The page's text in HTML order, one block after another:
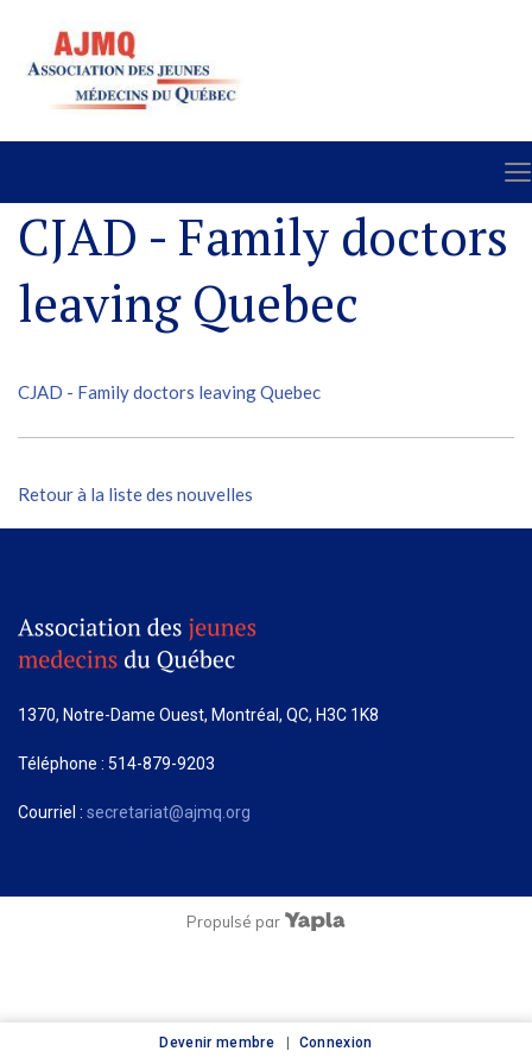
Devenir membre Connexion
CJAD - Family doctors
leaving Quebec
CJAD - Family doctors leaving Quebec
Retour à la liste des nouvelles
1370, Notre-Dame Ouest, Montréal, QC, H3C 1K8
Téléphone : 514-879-9203
Courriel : secretariat@ajmq.org
Propulsé par